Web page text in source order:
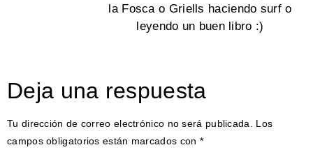
la Fosca o Griells haciendo surf o
leyendo un buen libro :)
Deja una respuesta
Tu dirección de correo electrónico no será publicada. Los
campos obligatorios están marcados con *